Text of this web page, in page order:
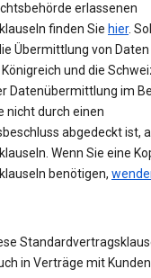
erlassenen
finden Sie hier.
Übermittlung von
und die
Datenübermittlung im
nicht durch einen
abgedeckt ist,
Wenn Sie eine
benötigen,
in Verträge mit